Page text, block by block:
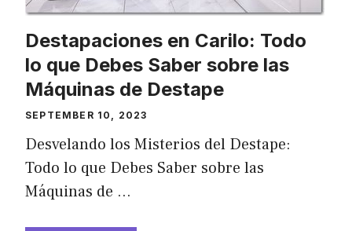
Destapaciones en Carilo: Todo
lo que Debes Saber sobre las
Máquinas de Destape
SEPTEMBER 10, 2023
Desvelando los Misterios del Destape:
Todo lo que Debes Saber sobre las
Máquinas de …